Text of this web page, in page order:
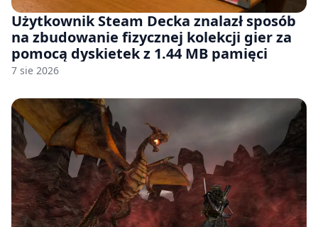
Użytkownik Steam Decka znalazł sposób
na zbudowanie fizycznej kolekcji gier za
pomocą dyskietek z 1.44 MB pamięci
7 sie 2026